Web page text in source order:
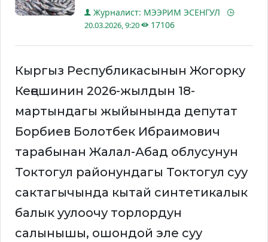
Журналист: МЭЭРИМ ЭСЕНГУЛ
20.03.2026, 9:20 17106
Кыргыз Республикасынын Жогорку
Кеңешинин 2026-жылдын 18-
мартындагы жыйынында депутат
Борбиев Болотбек Ибраимович
тарабынан Жалал-Абад облусунун
Токтогул районундагы Токтогул суу
сактагычында кытай синтетикалык
балык уулоочу торлордун
салынышы, ошондой эле суу